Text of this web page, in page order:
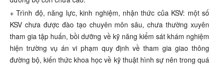
+ Trình độ, năng lực, kinh nghiệm, nhận thức của KSV: một số
KSV chưa được đào tạo chuyên môn sâu, chưa thường xuyên
tham gia tập huấn, bồi dưỡng về kỹ năng kiểm sát khám nghiệm
hiện trường vụ án vi phạm quy định về tham gia giao thông
đường bộ, kiến thức khoa học về kỹ thuật hình sự nên trong quá